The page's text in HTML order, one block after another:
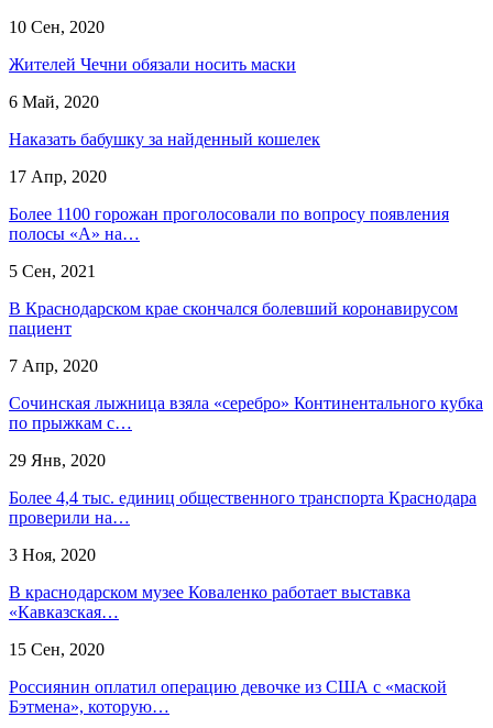
10 Сен, 2020
Жителей Чечни обязали носить маски
6 Май, 2020
Наказать бабушку за найденный кошелек
17 Апр, 2020
Более 1100 горожан проголосовали по вопросу появления
полосы «А» на…
5 Сен, 2021
В Краснодарском крае скончался болевший коронавирусом
пациент
7 Апр, 2020
Сочинская лыжница взяла «серебро» Континентального кубка
по прыжкам с…
29 Янв, 2020
Более 4,4 тыс. единиц общественного транспорта Краснодара
проверили на…
3 Ноя, 2020
В краснодарском музее Коваленко работает выставка
«Кавказская…
15 Сен, 2020
Россиянин оплатил операцию девочке из США с «маской
Бэтмена», которую…